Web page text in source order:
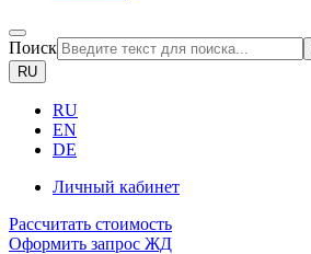
Поиск
RU
RU
EN
DE
Личный кабинет
Рассчитать стоимость
Оформить запрос ЖД